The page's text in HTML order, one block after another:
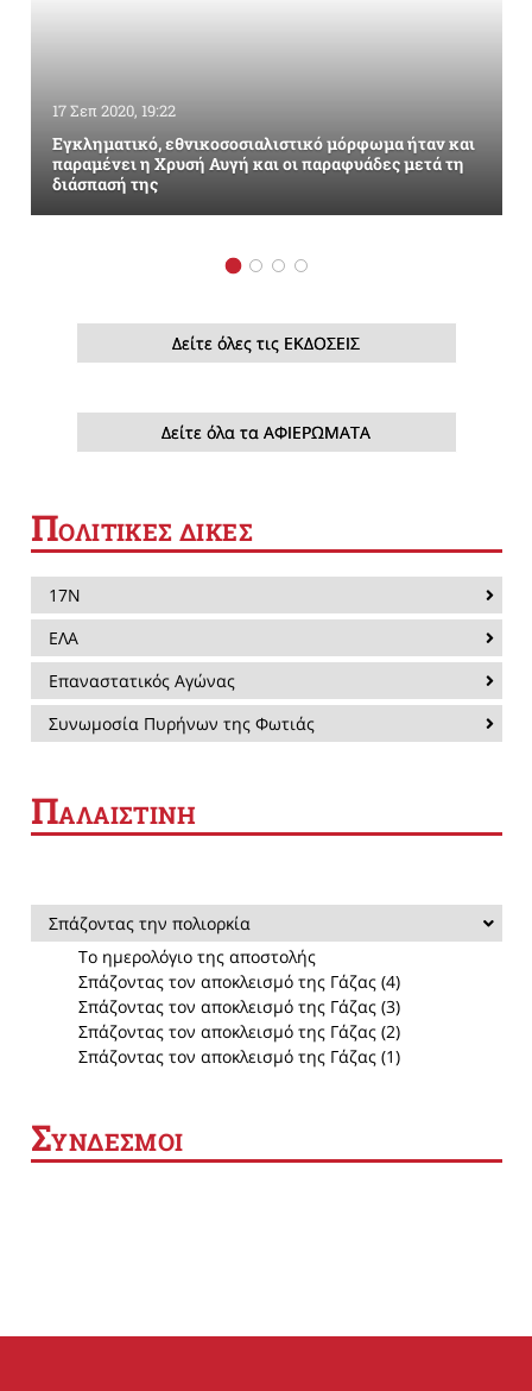
17 Σεπ 2020, 19:22
Εγκληματικό, εθνικοσοσιαλιστικό μόρφωμα ήταν και
παραμένει η Χρυσή Αυγή και οι παραφυάδες μετά τη
διάσπασή της
Δείτε όλες τις ΕΚΔΟΣΕΙΣ
Δείτε όλα τα ΑΦΙΕΡΩΜΑΤΑ
ΠΟΛΙΤΙΚΕΣ ΔΙΚΕΣ
17Ν
ΕΛΑ
Επαναστατικός Αγώνας
Συνωμοσία Πυρήνων της Φωτιάς
ΠΑΛΑΙΣΤΙΝΗ
Σπάζοντας την πολιορκία
Το ημερολόγιο της αποστολής
Σπάζοντας τον αποκλεισμό της Γάζας (4)
Σπάζοντας τον αποκλεισμό της Γάζας (3)
Σπάζοντας τον αποκλεισμό της Γάζας (2)
Σπάζοντας τον αποκλεισμό της Γάζας (1)
ΣΥΝΔΕΣΜΟΙ